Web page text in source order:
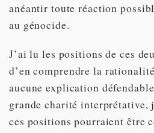
anéantir toute réaction
au génocide.
J’ai lu les positions de ces
d’en comprendre la
aucune explication
grande charité interprétative,
ces positions pourraient être